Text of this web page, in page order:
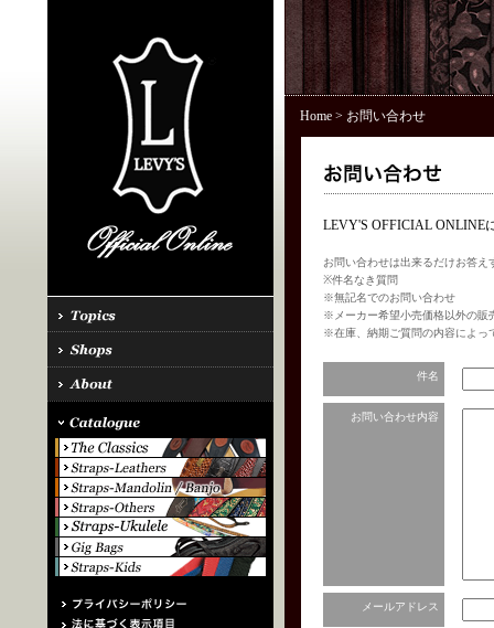
Home> お問い合わせ
LEVY'S OFFICIAL ONLINE
お問い合わせは出来るだけお答
※件名なき質問
※無記名でのお問い合わせ
※メーカー希望小売価格以外の販
※在庫、納期ご質問の内容によっ
件名
お問い合わせ内容
メールアドレス